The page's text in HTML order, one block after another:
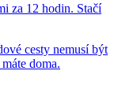
za 12 hodin. Stačí
cesty nemusí být
doma.